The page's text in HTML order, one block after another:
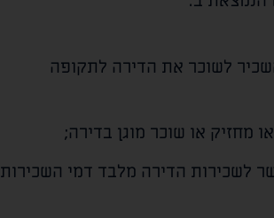
לשוכר את הדירה לתקופה
מחזיק או שוכר מוגן בדירה;
לשכירות הדירה מלבד דמי השכירות